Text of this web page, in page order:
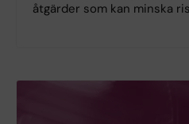
åtgärder som kan minska